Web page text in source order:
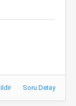
Soru Detay